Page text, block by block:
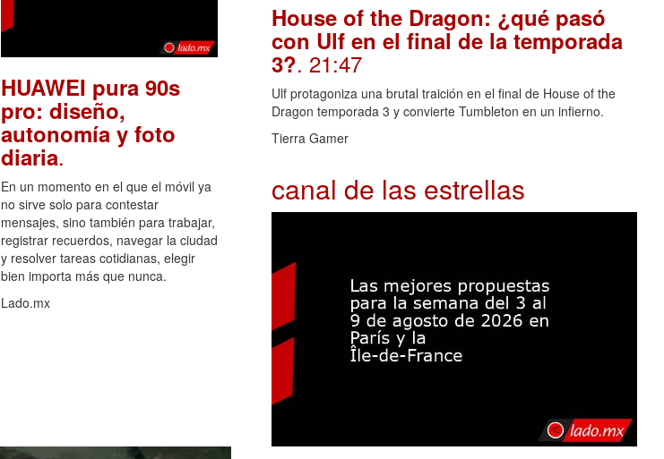
HUAWEI pura 90s
pro: diseño,
autonomía y foto
diaria.
En un momento en el que el móvil ya
no sirve solo para contestar
mensajes, sino también para trabajar,
registrar recuerdos, navegar la ciudad
y resolver tareas cotidianas, elegir
bien importa más que nunca.
Lado.mx
House of the Dragon: ¿qué pasó
con Ulf en el final de la temporada
3?. 21:47
Ulf protagoniza una brutal traición en el final de House of the
Dragon temporada 3 y convierte Tumbleton en un infierno.
Tierra Gamer
canal de las estrellas